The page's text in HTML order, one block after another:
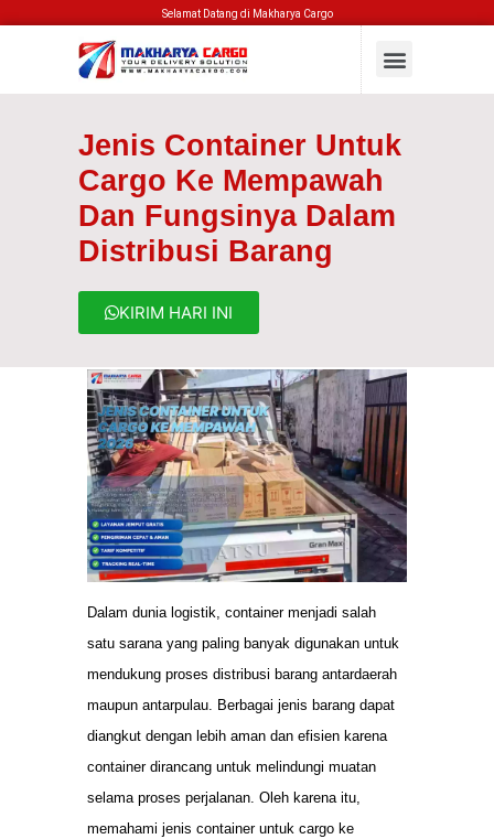
Selamat Datang di Makharya Cargo
Jenis Container Untuk
Cargo Ke Mempawah
Dan Fungsinya Dalam
Distribusi Barang
KIRIM HARI INI
Dalam dunia logistik, container menjadi salah
satu sarana yang paling banyak digunakan untuk
mendukung proses distribusi barang antardaerah
maupun antarpulau. Berbagai jenis barang dapat
diangkut dengan lebih aman dan efisien karena
container dirancang untuk melindungi muatan
selama proses perjalanan. Oleh karena itu,
memahami jenis container untuk cargo ke